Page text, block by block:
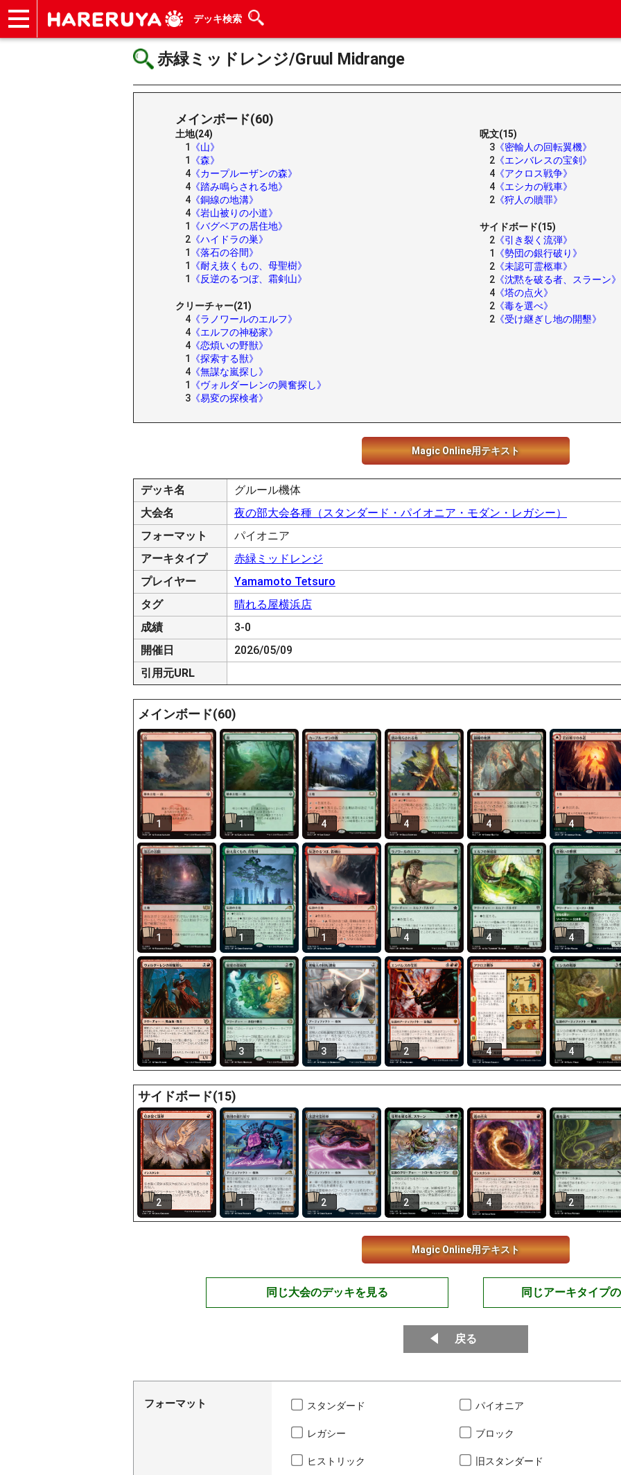
デッキ検索
赤緑ミッドレンジ/Gruul Midrange
メインボード(60)
土地(24)
1
《山》
1
《森》
4 《カープルーザンの森》
4 《踏み鳴らされる地》
4 《銅線の地溝》
4 《岩山被りの小道》
1
《バグベアの居住地》
2 《ハイドラの巣》
1
《落石の谷間》
1
《耐え抜くもの、母聖樹》
1
《反逆のるつぼ、霜剣山》
クリーチャー(21)
4 《ラノワールのエルフ》
4 《エルフの神秘家》
4 《恋煩いの野獣》
1
《探索する獣》
4 《無謀な嵐探し》
1
《ヴォルダーレンの興奮探し》
3 《易変の探検者》
呪文(15)
3 《密輸人の回転翼機》
2 《エンバレスの宝剣》
4 《アクロス戦争》
4 《エシカの戦車》
2 《狩人の贖罪》
サイドボード(15)
2 《引き裂く流弾》
1
《勢団の銀行破り》
2 《未認可霊柩車》
2 《沈黙を破る者、スラーン》
4 《塔の点火》
2 《毒を選べ》
2 《受け継ぎし地の開墾》
Magic Online用テキスト
デッキ名
グルール機体
大会名
夜の部大会各種（スタンダード・パイオニア・モダン・レガシー）
フォーマット
パイオニア
アーキタイプ
赤緑ミッドレンジ
プレイヤー
Yamamoto Tetsuro
タグ
晴れる屋横浜店
成績
3-0
開催日
2026/05/09
引用元URL
メインボード(60)
1 1 4 4 4 4
1 1 1 4 4 4
1 3 3 2 4 4
サイドボード(15)
2 1 2 2 4 2
Magic Online用テキスト
同じ大会のデッキを見る 同じアーキタイプ
戻る
フォーマット スタンダード パイオニア
レガシー ブロック
ヒストリック 旧スタンダード